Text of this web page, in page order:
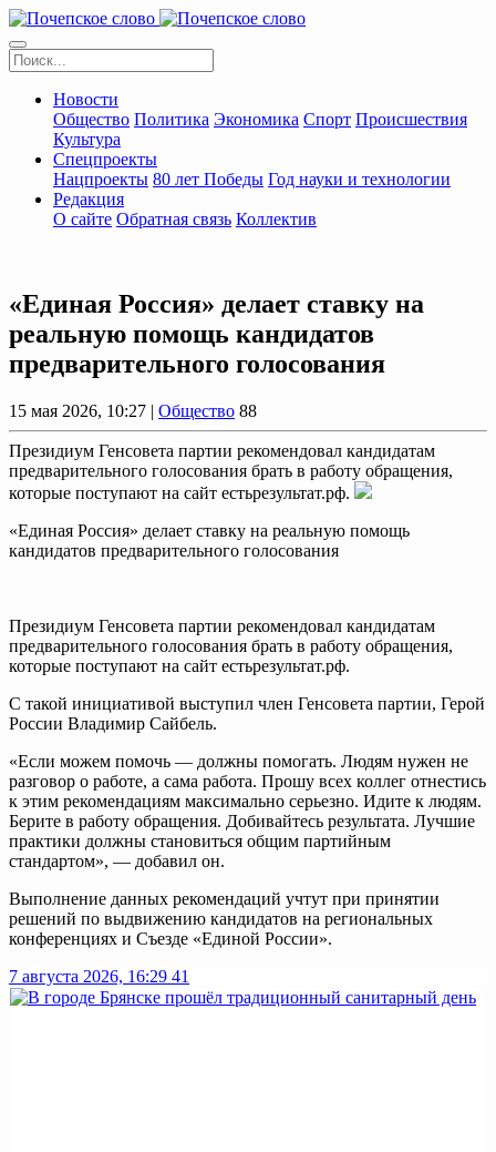
Новости
Общество Политика Экономика Спорт Происшествия
Культура
Спецпроекты
Нацпроекты 80 лет Победы Год науки и технологии
Редакция
О сайте Обратная связь Коллектив
«Единая Россия» делает ставку на
реальную помощь кандидатов
предварительного голосования
15 мая 2026, 10:27 | Общество 88
Президиум Генсовета партии рекомендовал кандидатам
предварительного голосования брать в работу обращения,
которые поступают на сайт естьрезультат.рф.
«Единая Россия» делает ставку на реальную помощь
кандидатов предварительного голосования
Президиум Генсовета партии рекомендовал кандидатам
предварительного голосования брать в работу обращения,
которые поступают на сайт естьрезультат.рф.
С такой инициативой выступил член Генсовета партии, Герой
России Владимир Сайбель.
«Если можем помочь — должны помогать. Людям нужен не
разговор о работе, а сама работа. Прошу всех коллег отнестись
к этим рекомендациям максимально серьезно. Идите к людям.
Берите в работу обращения. Добивайтесь результата. Лучшие
практики должны становиться общим партийным
стандартом», — добавил он.
Выполнение данных рекомендаций учтут при принятии
решений по выдвижению кандидатов на региональных
конференциях и Съезде «Единой России».
7 августа 2026, 16:29 41